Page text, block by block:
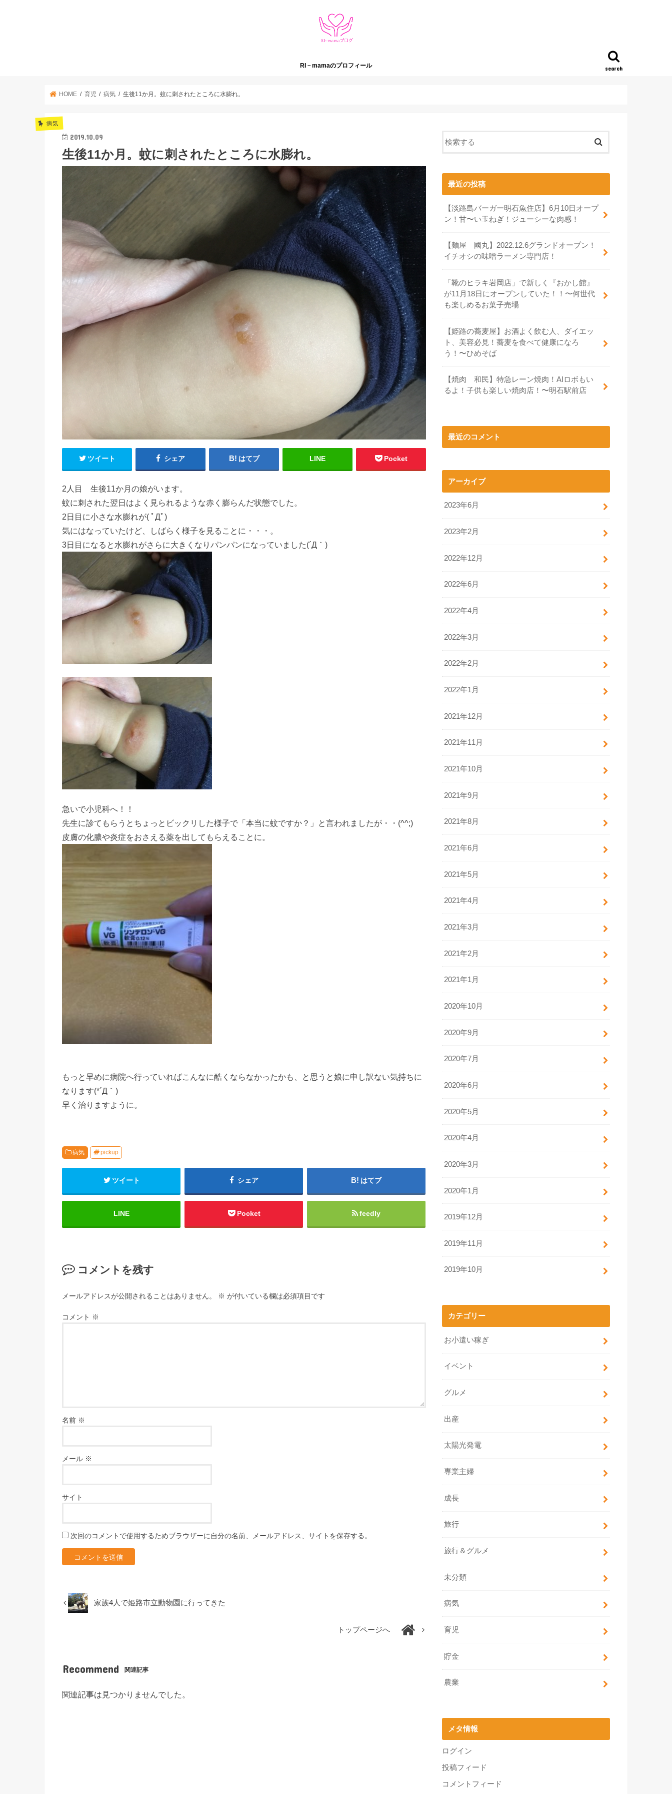
search
RI－mamaのプロフィール
HOME 育児 病気 生後11か月。蚊に刺されたところに水膨れ。
病気
2019.10.09
生後11か月。蚊に刺されたところに水膨れ。
ツイート シェア はてブ LINE Pocket
2人目 生後11か月の娘がいます。
蚊に刺された翌日はよく見られるような赤く膨らんだ状態でした。
2日目に小さな水膨れが( ﾟДﾟ)
気にはなっていたけど、しばらく様子を見ることに・・・。
3日目になると水膨れがさらに大きくなりパンパンになっていました(´Д｀)
急いで小児科へ！！
先生に診てもらうとちょっとビックリした様子で「本当に蚊ですか？」と言われましたが・・(^^;)
皮膚の化膿や炎症をおさえる薬を出してもらえることに。
もっと早めに病院へ行っていればこんなに酷くならなかったかも、と思うと娘に申し訳ない気持ちに
なります(*´Д｀)
早く治りますように。
病気 pickup
ツイート シェア はてブ
LINE Pocket feedly
コメントを残す
メールアドレスが公開されることはありません。 ※ が付いている欄は必須項目です
コメント ※
名前 ※
メール ※
サイト
次回のコメントで使用するためブラウザーに自分の名前、メールアドレス、サイトを保存する。
家族4人で姫路市立動物園に行ってきた
トップページへ
Recommend 関連記事
関連記事は見つかりませんでした。
最近の投稿
【淡路島バーガー明石魚住店】6月10日オープ
ン！甘〜い玉ねぎ！ジューシーな肉感！
【麺屋 國丸】2022.12.6グランドオープン！
イチオシの味噌ラーメン専門店！
「靴のヒラキ岩岡店」で新しく『おかし館』
が11月18日にオープンしていた！！〜何世代
も楽しめるお菓子売場
【姫路の蕎麦屋】お酒よく飲む人、ダイエッ
ト、美容必見！蕎麦を食べて健康になろ
う！〜ひめそば
【焼肉 和民】特急レーン焼肉！AIロボもい
るよ！子供も楽しい焼肉店！〜明石駅前店
最近のコメント
アーカイブ
2023年6月
2023年2月
2022年12月
2022年6月
2022年4月
2022年3月
2022年2月
2022年1月
2021年12月
2021年11月
2021年10月
2021年9月
2021年8月
2021年6月
2021年5月
2021年4月
2021年3月
2021年2月
2021年1月
2020年10月
2020年9月
2020年7月
2020年6月
2020年5月
2020年4月
2020年3月
2020年1月
2019年12月
2019年11月
2019年10月
カテゴリー
お小遣い稼ぎ
イベント
グルメ
出産
太陽光発電
専業主婦
成長
旅行
旅行＆グルメ
未分類
病気
育児
貯金
農業
メタ情報
ログイン
投稿フィード
コメントフィード